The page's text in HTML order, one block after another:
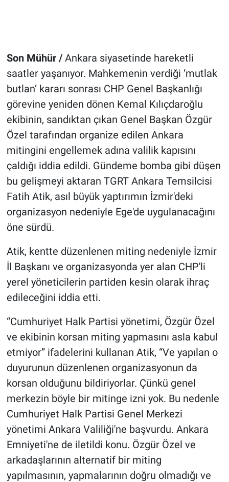
Son Mühür /Ankara siyasetinde hareketli
saatler yaşanıyor. Mahkemenin verdiği ‘mutlak
butlan’ kararı sonrası CHP Genel Başkanlığı
görevine yeniden dönen Kemal Kılıçdaroğlu
ekibinin, sandıktan çıkan Genel Başkan Özgür
Özel tarafından organize edilen Ankara
mitingini engellemek adına valilik kapısını
çaldığı iddia edildi. Gündeme bomba gibi düşen
bu gelişmeyi aktaran TGRT Ankara Temsilcisi
Fatih Atik, asıl büyük yaptırımın İzmir'deki
organizasyon nedeniyle Ege'de uygulanacağını
öne sürdü.
Atik, kentte düzenlenen miting nedeniyle İzmir
İl Başkanı ve organizasyonda yer alan CHP'li
yerel yöneticilerin partiden kesin olarak ihraç
edileceğini iddia etti.
“Cumhuriyet Halk Partisi yönetimi, Özgür Özel
ve ekibinin korsan miting yapmasını asla kabul
etmiyor” ifadelerini kullanan Atik, “Ve yapılan o
duyurunun düzenlenen organizasyonun da
korsan olduğunu bildiriyorlar. Çünkü genel
merkezin böyle bir mitinge izni yok. Bu nedenle
Cumhuriyet Halk Partisi Genel Merkezi
yönetimi Ankara Valiliği'ne başvurdu. Ankara
Emniyeti'ne de iletildi konu. Özgür Özel ve
arkadaşlarının alternatif bir miting
yapılmasının, yapmalarının doğru olmadığı ve